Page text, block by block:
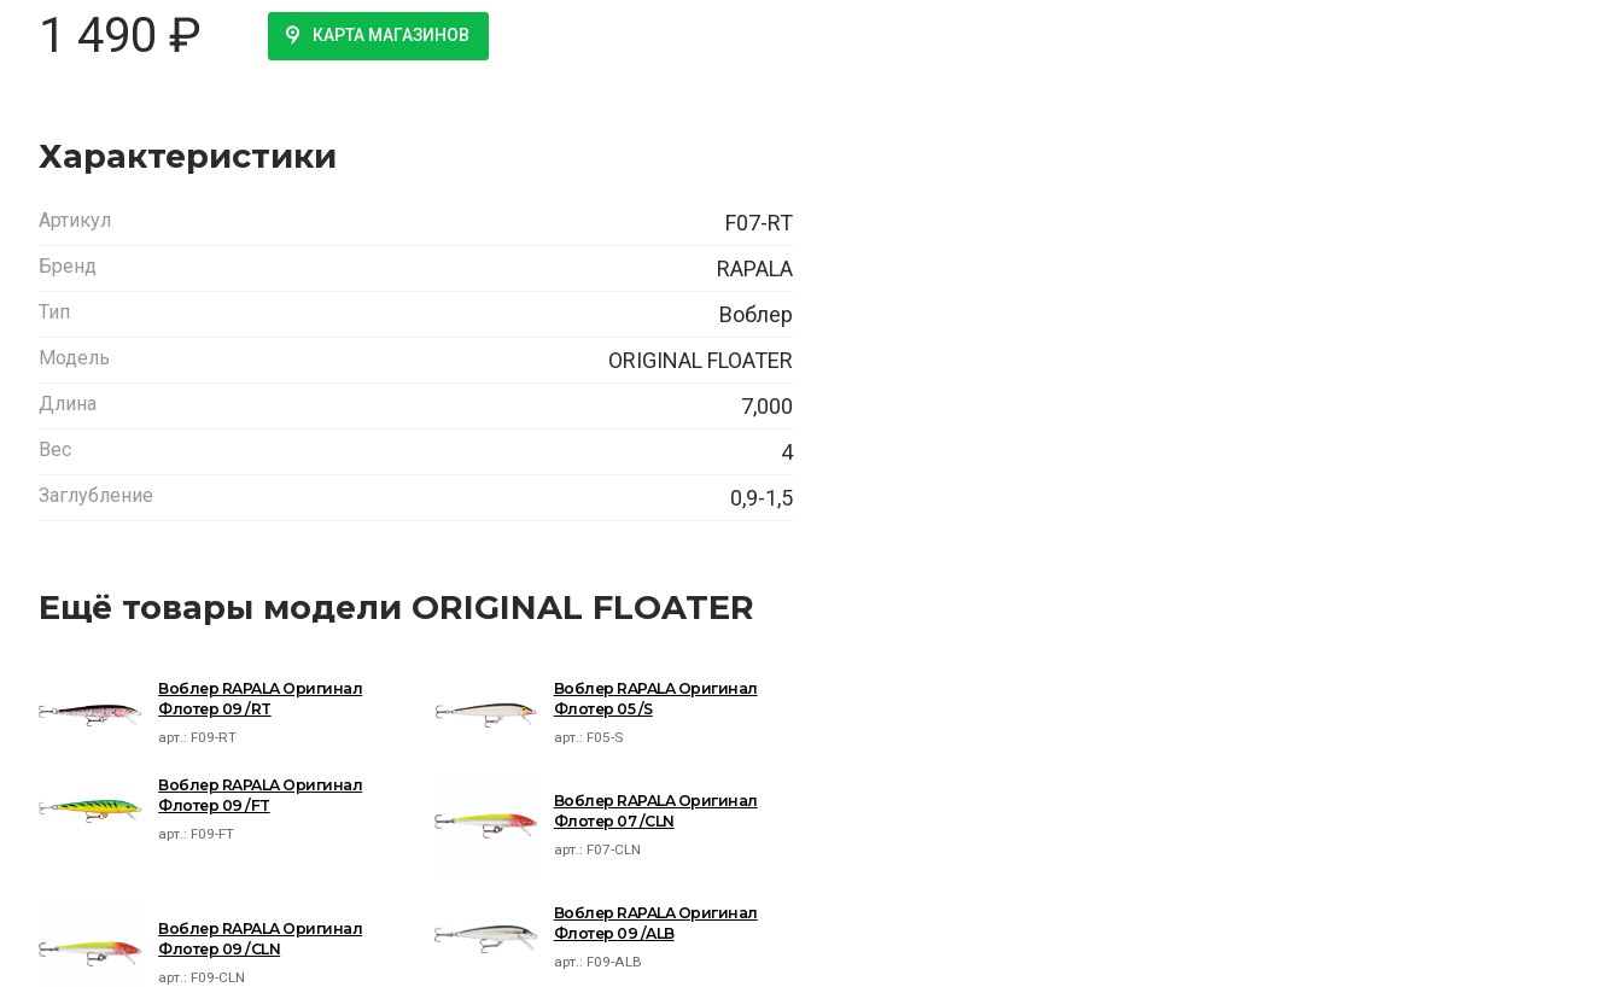
1 490 ₽ КАРТА МАГАЗИНОВ
Характеристики
Артикул F07-RT
Бренд RAPALA
Тип Воблер
Модель ORIGINAL FLOATER
Длина 7,000
Вес 4
Заглубление 0,9-1,5
Ещё товары модели ORIGINAL FLOATER
Воблер RAPALA Оригинал
Флотер 09 /RT
арт.: F09-RT
Воблер RAPALA Оригинал
Флотер 05 /S
арт.: F05-S
Воблер RAPALA Оригинал
Флотер 09 /FT
арт.: F09-FT
Воблер RAPALA Оригинал
Флотер 07 /CLN
арт.: F07-CLN
Воблер RAPALA Оригинал
Флотер 09 /CLN
арт.: F09-CLN
Воблер RAPALA Оригинал
Флотер 09 /ALB
арт.: F09-ALB